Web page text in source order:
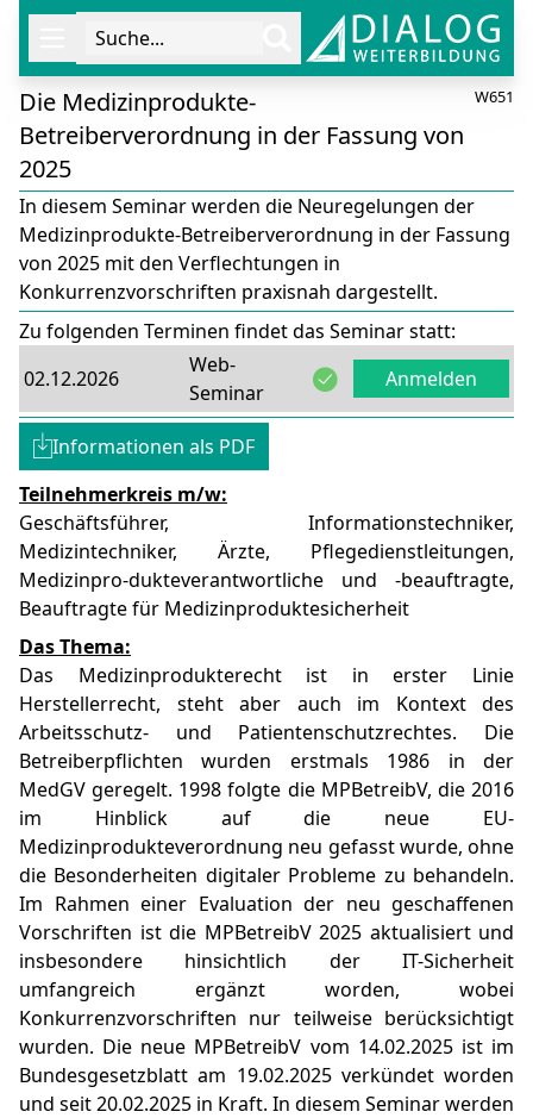
Öffne Navigation
Suche...
Die Medizinprodukte-
Betreiberverordnung in der Fassung von
2025
W651
In diesem Seminar werden die Neuregelungen der
Medizinprodukte-Betreiberverordnung in der Fassung
von 2025 mit den Verflechtungen in
Konkurrenzvorschriften praxisnah dargestellt.
Zu folgenden Terminen findet das Seminar statt:
02.12.2026
Web-
Seminar
Anmelden
Informationen als PDF
Teilnehmerkreis m/w:
Geschäftsführer, Informationstechniker,
Medizintechniker, Ärzte, Pflegedienstleitungen,
Medizinpro-dukteverantwortliche und -beauftragte,
Beauftragte für Medizinproduktesicherheit
Das Thema:
Das Medizinprodukterecht ist in erster Linie
Herstellerrecht, steht aber auch im Kontext des
Arbeitsschutz- und Patientenschutzrechtes. Die
Betreiberpflichten wurden erstmals 1986 in der
MedGV geregelt. 1998 folgte die MPBetreibV, die 2016
im Hinblick auf die neue EU-
Medizinprodukteverordnung neu gefasst wurde, ohne
die Besonderheiten digitaler Probleme zu behandeln.
Im Rahmen einer Evaluation der neu geschaffenen
Vorschriften ist die MPBetreibV 2025 aktualisiert und
insbesondere hinsichtlich der IT-Sicherheit
umfangreich ergänzt worden, wobei
Konkurrenzvorschriften nur teilweise berücksichtigt
wurden. Die neue MPBetreibV vom 14.02.2025 ist im
Bundesgesetzblatt am 19.02.2025 verkündet worden
und seit 20.02.2025 in Kraft. In diesem Seminar werden